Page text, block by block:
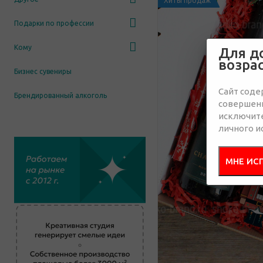
Подарки по профессии
Кому
Бизнес сувениры
Брендированный алкоголь
Для
Сайт
личного
МНЕ